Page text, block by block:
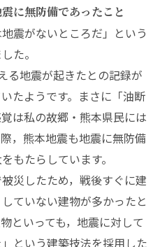
に無防備であったこと
震がないところだ」という
た。
る地震が起きたとの記録が
たようです。まさに「油断
は私の故郷・熊本県民には
，熊本地震も地震に無防備
もたらしています。
災したため，戦後すぐに建
ていない建物が多かったと
といっても，地震に対して
という建築技法を採用した